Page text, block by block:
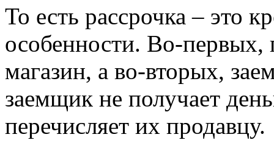
То есть рассрочка – это
особенности. Во-первых,
магазин, а во-вторых,
заемщик не получает
перечисляет их продавцу.